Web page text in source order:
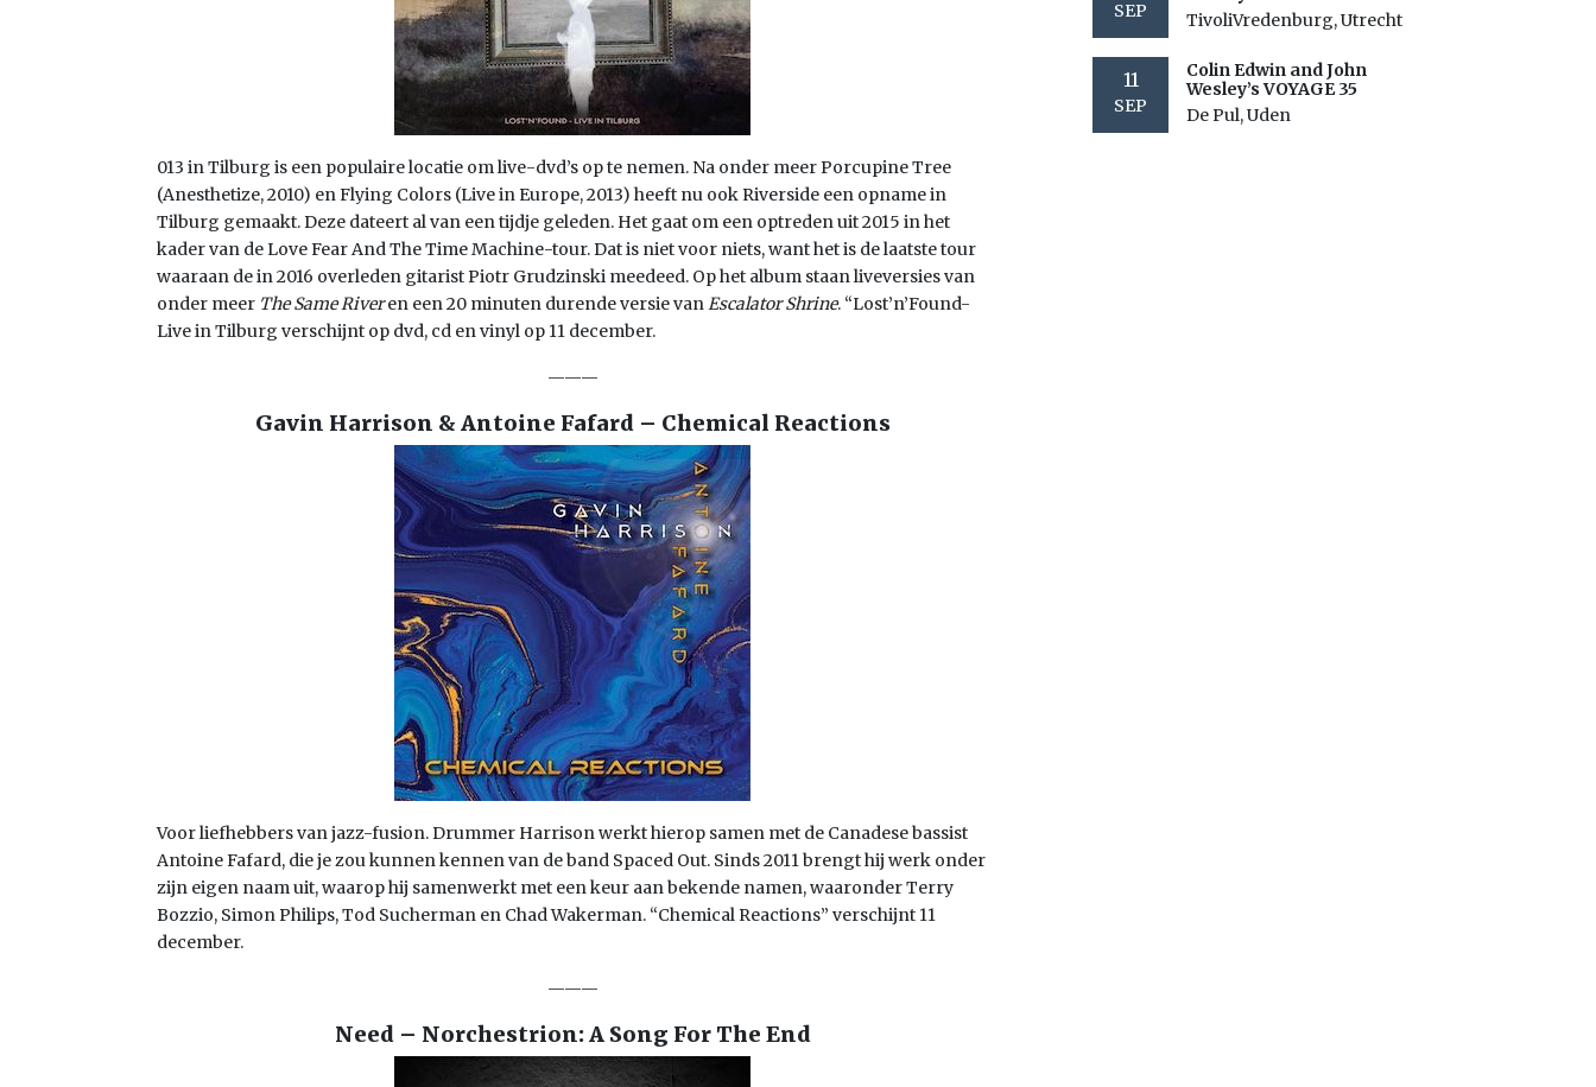
013 in Tilburg is een populaire locatie om live-dvd’s op te nemen. Na onder meer Porcupine Tree
(Anesthetize, 2010) en Flying Colors (Live in Europe, 2013) heeft nu ook Riverside een opname in
Tilburg gemaakt. Deze dateert al van een tijdje geleden. Het gaat om een optreden uit 2015 in het
kader van de Love Fear And The Time Machine-tour. Dat is niet voor niets, want het is de laatste tour
waaraan de in 2016 overleden gitarist Piotr Grudzinski meedeed. Op het album staan liveversies van
onder meer The Same Riveren een 20 minuten durende versie vanEscalator Shrine. “Lost’n’Found-
Live in Tilburg verschijnt op dvd, cd en vinyl op 11 december.
———
Gavin Harrison & Antoine Fafard – Chemical Reactions
Voor liefhebbers van jazz-fusion. Drummer Harrison werkt hierop samen met de Canadese bassist
Antoine Fafard, die je zou kunnen kennen van de band Spaced Out. Sinds 2011 brengt hij werk onder
zijn eigen naam uit, waarop hij samenwerkt met een keur aan bekende namen, waaronder Terry
Bozzio, Simon Philips, Tod Sucherman en Chad Wakerman. “Chemical Reactions” verschijnt 11
december.
———
Need – Norchestrion: A Song For The End
SEP
TivoliVredenburg, Utrecht
11
SEP
Colin Edwin and John
Wesley’s VOYAGE 35
De Pul, Uden